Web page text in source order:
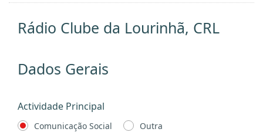
Rádio Clube da Lourinhã, CRL
Dados Gerais
Actividade Principal
Comunicação Social Outra